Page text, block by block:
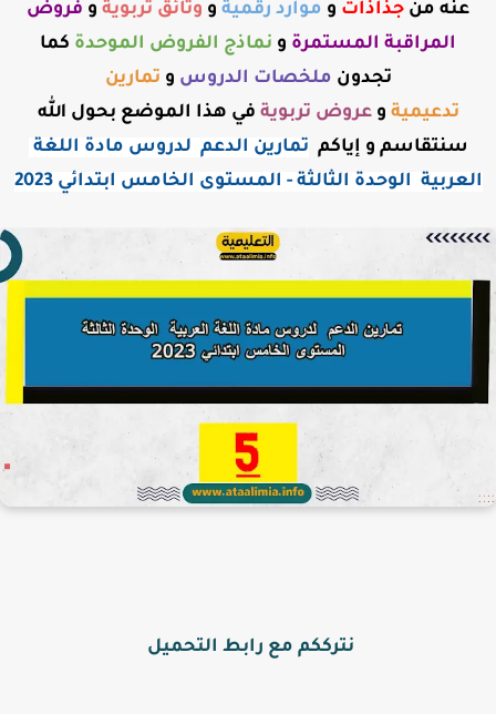
عنه من جذاذات و موارد رقمية و وثائق تربوية و فروض
المراقبة المستمرة و نماذج الفروض الموحدة كما
تجدون ملخصات الدروس و تمارين
تدعيمية وعروض تربوية في هذا الموضع بحول الله
سنتقاسم و إياكم
العربية  الوحدة الثالثة - المستوى الخامس ابتدائي 2023
نترككم مع رابط التحميل